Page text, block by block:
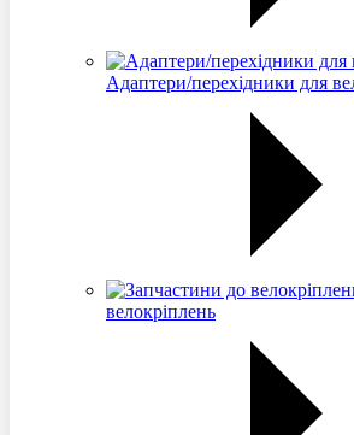
Адаптери/перехідники для
велокріплень